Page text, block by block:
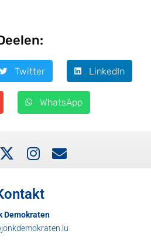
Twitter LinkedIn
WhatsApp
Demokraten